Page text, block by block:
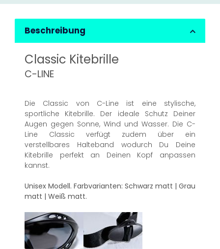
Beschreibung
Classic Kitebrille
C-LINE
Die Classic von C-Line ist eine stylische,
sportliche Kitebrille. Der ideale Schutz Deiner
Augen gegen Sonne, Wind und Wasser. Die C-
Line Classic verfügt zudem über ein
verstellbares Halteband wodurch Du Deine
Kitebrille perfekt an Deinen Kopf anpassen
kannst.
Unisex Modell. Farbvarianten: Schwarz matt | Grau
matt | Weiß matt.